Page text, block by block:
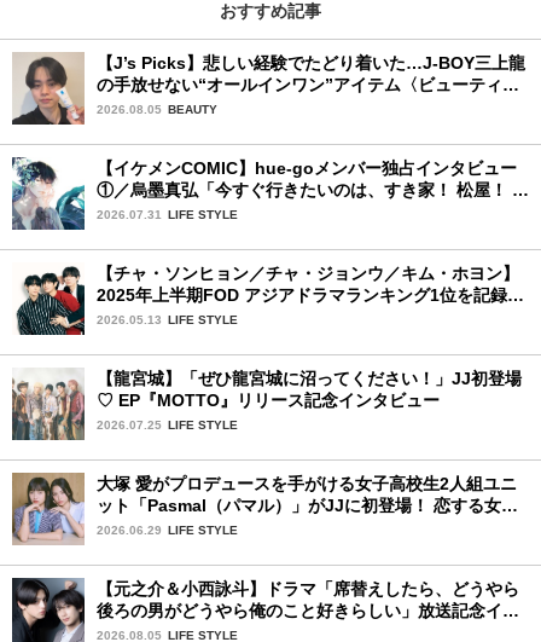
おすすめ記事
【J’s Picks】悲しい経験でたどり着いた…J-BOY三上龍
の手放せない“オールインワン”アイテム〈ビューティ＆
ファッション夏の必需品〉
2026.08.05 BEAUTY
【イケメンCOMIC】hue-goメンバー独占インタビュー
①／烏墨真弘「今すぐ行きたいのは、すき家！ 松屋！ ミ
スド！」
2026.07.31 LIFE STYLE
【チャ・ソンヒョン／チャ・ジョンウ／キム・ホヨン】
2025年上半期FOD アジアドラマランキング1位を記録！
韓国BLドラマ「秘密の間柄」出演の3人に来日記念イン
2026.05.13 LIFE STYLE
【龍宮城】「ぜひ龍宮城に沼ってください！」JJ初登場
♡ EP『MOTTO』リリース記念インタビュー
2026.07.25 LIFE STYLE
大塚 愛がプロデュースを手がける女子高校生2人組ユニ
ット「Pasmal（パマル）」がJJに初登場！ 恋する女の
コのキュンキュンする感情を歌った最新曲「BULL」を
2026.06.29 LIFE STYLE
【元之介＆小西詠斗】ドラマ「席替えしたら、どうやら
後ろの男がどうやら俺のこと好きらしい」放送記念イン
タビュー♡ 「自然と詠斗くんが可愛く見えたんです」
2026.08.05 LIFE STYLE